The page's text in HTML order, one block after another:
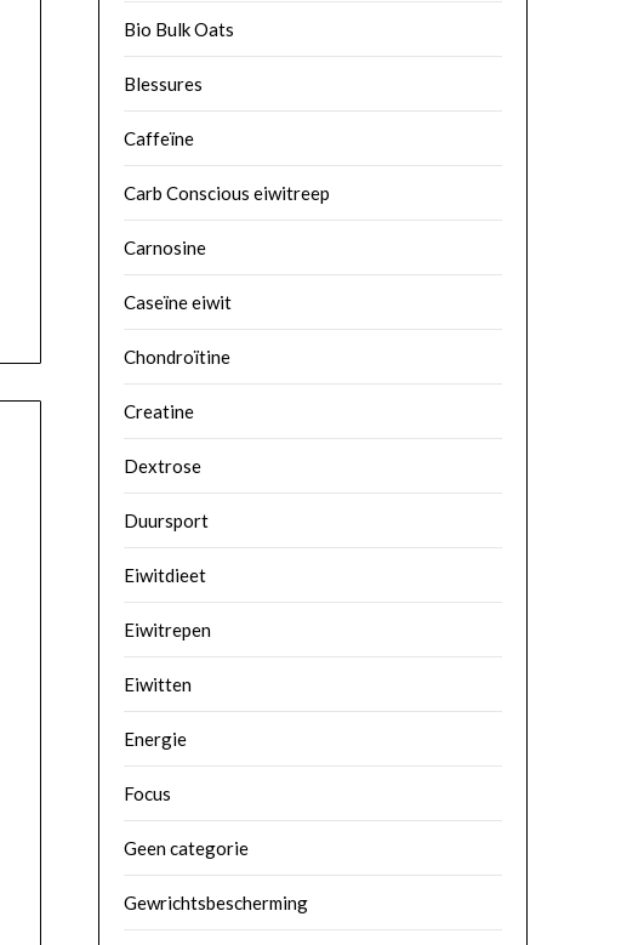
Bio Bulk Oats
Blessures
Caffeïne
Carb Conscious eiwitreep
Carnosine
Caseïne eiwit
Chondroïtine
Creatine
Dextrose
Duursport
Eiwitdieet
Eiwitrepen
Eiwitten
Energie
Focus
Geen categorie
Gewrichtsbescherming